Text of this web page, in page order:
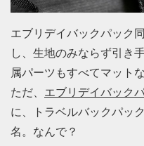
エブリデイバックパック
し、生地のみならず引き
属パーツもすべてマット
ただ、 エブリデイバック
に、トラベルバックパッ
名。なんで？